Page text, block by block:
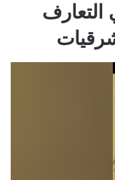
التعارف